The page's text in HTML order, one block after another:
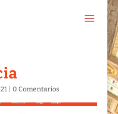
| 0 Comentarios